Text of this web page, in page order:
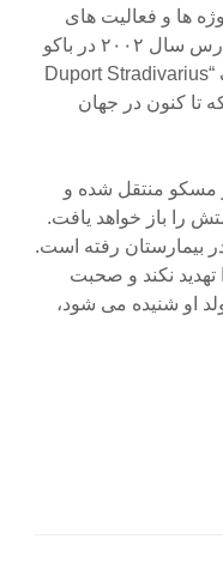
ها و فعالیت های
اجتماعی مختلف تاسیس نموده است. موزه رستروپوویچ در چهارم ماه مارس سال ۲۰۰۲ در باکو
افتتاح شد. سازی که رستروپوویچ در حال حاضر از آن استفاده می کند یک “Duport Stradivarius
تا کنون در جهان
ساله به بیمارستانی در مسکو منتقل شده و
را باز خواهد یافت.
بیمارستان رفته است.
نکند و صحبت
او شنیده می شود،